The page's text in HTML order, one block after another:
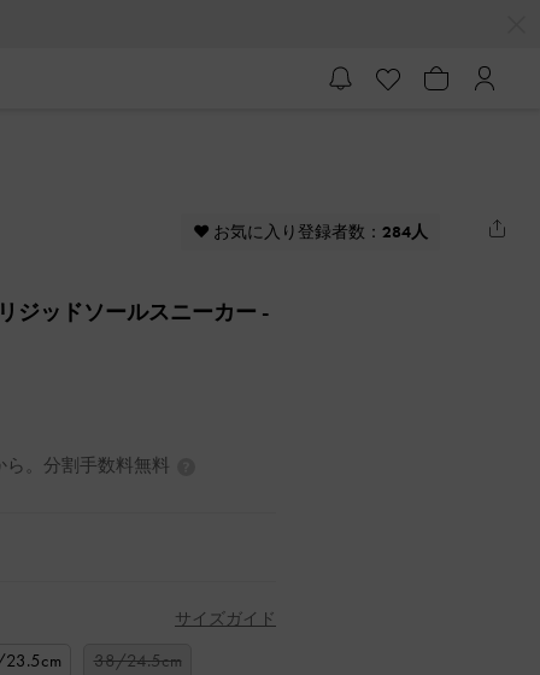
♥ お気に入り登録者数： 284人
ジッドソールスニーカー -
。分割手数料無料
サイズガイド
38/24.5cm